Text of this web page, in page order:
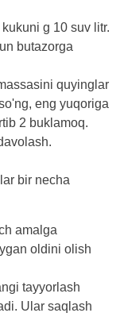
g 10 suv litr.
butazorga
quyinglar
eng yuqoriga
2 buklamoq.
bir necha
amalga
oldini olish
tayyorlash
Ular saqlash